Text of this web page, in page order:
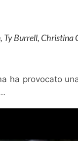
Burrell, Christina
ha provocato